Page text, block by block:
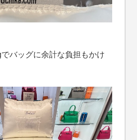
バッグに余計な負担もかけ